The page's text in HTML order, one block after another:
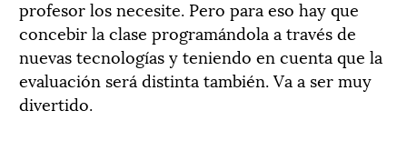
profesor los necesite. Pero para eso hay que
concebir la clase programándola a través de
nuevas tecnologías y teniendo en cuenta que la
evaluación será distinta también. Va a ser muy
divertido.